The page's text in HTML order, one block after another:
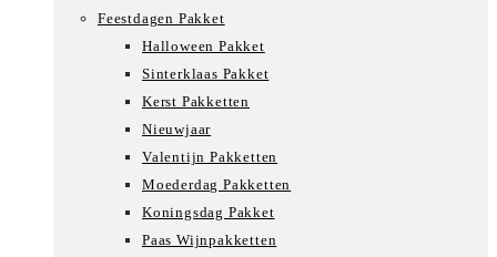
Feestdagen Pakket
Halloween Pakket
Sinterklaas Pakket
Kerst Pakketten
Nieuwjaar
Valentijn Pakketten
Moederdag Pakketten
Koningsdag Pakket
Paas Wijnpakketten